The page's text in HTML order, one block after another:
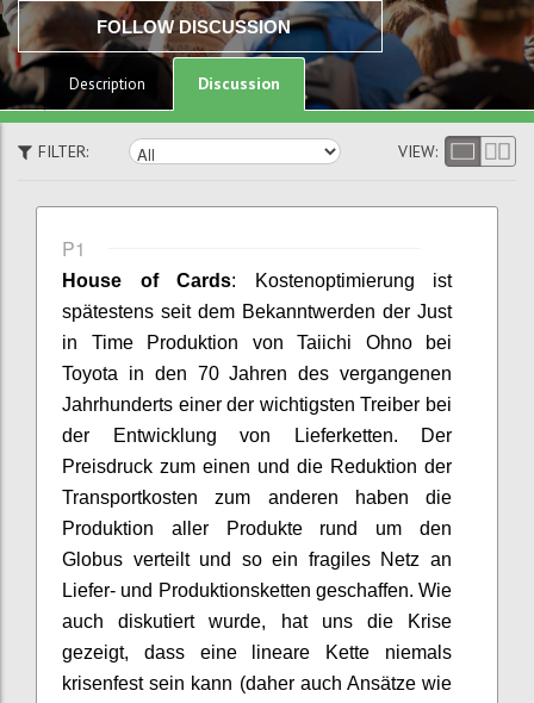
FOLLOW DISCUSSION
Description Discussion
FILTER: VIEW:
P1
House of Cards:
Kostenoptimierung ist
spätestens seit dem Bekanntwerden der Just
in Time Produktion von Taiichi Ohnobei
Toyota in den 70 Jahren des vergangenen
Jahrhunderts einer der wichtigsten Treiber bei
der Entwicklung von Lieferketten. Der
Preisdruck zum einen und die Reduktion der
Transportkosten zum anderen haben die
Produktion aller Produkte rund um den
Globus verteilt und so ein fragiles Netz an
Liefer- und Produktionsketten geschaffen. Wie
auch diskutiert wurde, hat uns die Krise
gezeigt, dass eine
lineare
Kette niemals
krisenfest sein kann (daher auch Ansätze wie